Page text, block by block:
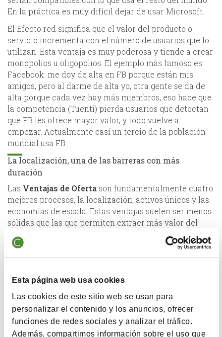
Esta página web usa cookies
Las cookies de este sitio web se usan para
personalizar el contenido y los anuncios, ofrecer
funciones de redes sociales y analizar el tráfico.
Además, compartimos información sobre el uso que
En la práctica es muy difícil dejar de usar Microsoft.
El Efecto red significa que el valor del producto o
servicio incrementa con el número de usuarios que lo
utilizan. Esta ventaja es muy poderosa y tiende a crear
monopolios u oligopolios. El ejemplo más famoso es
Facebook: me doy de alta en FB porque están mis
amigos, pero al darme de alta yo, otra gente se da de
alta porque cada vez hay más miembros, eso hace que
la competencia (Tuenti) pierda usuarios que detectan
que FB les ofrece mayor valor, y todo vuelve a
empezar. Actualmente casi un tercio de la población
mundial usa FB.
La localización, una de las barreras con más
duración
Las Ventajas de Oferta son fundamentalmente cuatro:
mejores procesos, la localización, activos únicos y las
economías de escala. Estas ventajas suelen ser menos
sólidas que las que permiten extraer más valor del
cliente y pueden erosionarse muy rápido. Las ventajas
en costes son más importantes en industrias/sectores
donde el precio constituye una parte muy importante
en las industrias “commodity” (es decir, donde el único
factor que diferencia tu producto del de la
competencia es el precio).
Un mejor proceso que la competencia supone una
ventaja que en principio se puede replicar, pero puede